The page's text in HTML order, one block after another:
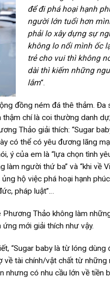
để đi phá hoại hạnh
người lớn tuổi hơn
phải lo xây dựng sự
không lo nổi mình ốc
trẻ cho vui thì không
dài thì kiếm những
lắm“.
đồng ném đá thê thảm.
chí là coi thường danh
Thảo giải thích: “Sugar
có thể có yêu đương lãng
ý của em là “lựa chọn tình
làm người thứ ba” và “khi về
ủng hộ việc phá hoại hạnh
pháp luật”…
Thảo không làm
mới giải thích như vậy.
“Sugar baby là từ lóng
về tài chính/vật chất từ
nhưng có nhu cầu lớn về